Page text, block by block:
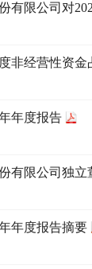
有限公司对
非经营性资
年度报告
有限公司独立
年度报告摘要